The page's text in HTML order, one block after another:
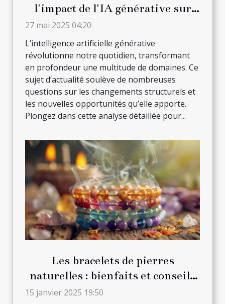
l'impact de l'IA générative sur
divers secteurs
27 mai 2025 04:20
L’intelligence artificielle générative
révolutionne notre quotidien, transformant
en profondeur une multitude de domaines. Ce
sujet d’actualité soulève de nombreuses
questions sur les changements structurels et
les nouvelles opportunités qu’elle apporte.
Plongez dans cette analyse détaillée pour...
Les bracelets de pierres
naturelles : bienfaits et conseils
de port quotidien
15 janvier 2025 19:50